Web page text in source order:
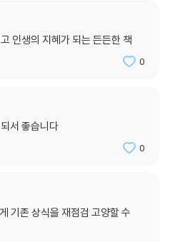
까?
일까?
까?
엇일까?
엇일까?
인생의 지혜가 되는 든든한 책
0
서 좋습니다
0
기존 상식을 재점검 고양할 수